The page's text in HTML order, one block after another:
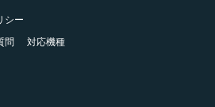
シー
問
対応機種